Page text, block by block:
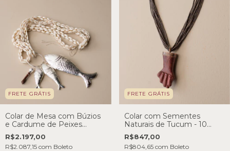
FRETE GRÁTIS
Colar de Mesa com Búzios
e Cardume de Peixes
Articulados em Banho de
Prata
R$2.197,00
R$2.087,15 com Boleto
FRETE GRÁTIS
Colar com Sementes
Naturais de Tucum - 10
Voltas
R$847,00
R$804,65 com Boleto